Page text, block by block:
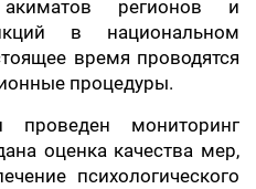
регионов и
в национальном
время проводятся
процедуры.
мониторинг
оценка качества мер,
психологического